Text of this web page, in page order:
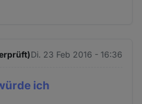
Di. 23 Feb 2016 - 16:36
ich